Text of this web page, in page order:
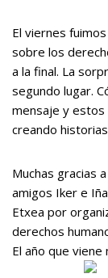
El viernes
sobre los
a la final. La
segundo lugar.
mensaje y
creando
Muchas gracias
amigos Iker e
Etxea por
derechos
El año que viene